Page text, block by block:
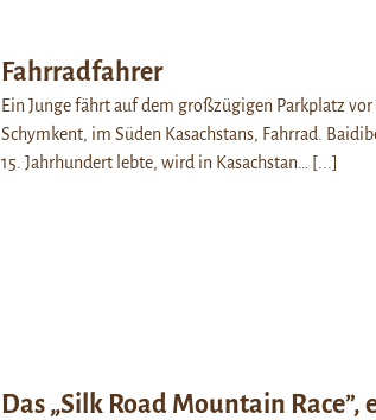
Fahrradfahrer
Ein Junge fährt auf dem großzügigen Parkplatz
Schymkent, im Süden Kasachstans, Fahrrad.
15. Jahrhundert lebte, wird in Kasachstan…
[...]
Das „Silk Road Mountain Race”,